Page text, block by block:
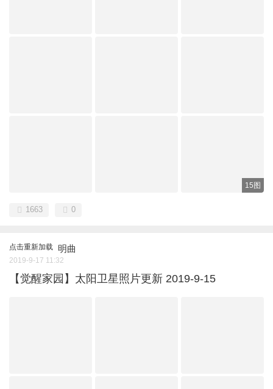
15图
1663 0
点击重新加载 明曲
2019-9-17 11:32
【觉醒家园】太阳卫星照片更新 2019-9-15